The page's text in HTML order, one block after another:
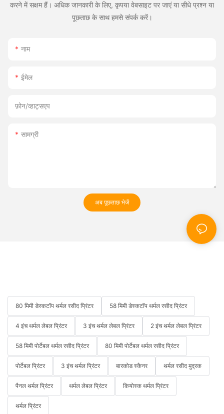
करने में सक्षम हैं। अधिक जानकारी के लिए, कृपया वेबसाइट पर जाएं या सीधे प्रश्न या
पूछताछ के साथ हमसे संपर्क करें।
नाम
ईमेल
फ़ोन/व्हाट्सएप
सामग्री
अब पूछताछ भेजें
80 मिमी डेस्कटॉप थर्मल रसीद प्रिंटर 58 मिमी डेस्कटॉप थर्मल रसीद प्रिंटर
4 इंच थर्मल लेबल प्रिंटर 3 इंच थर्मल लेबल प्रिंटर 2 इंच थर्मल लेबल प्रिंटर
58 मिमी पोर्टेबल थर्मल रसीद प्रिंटर 80 मिमी पोर्टेबल थर्मल रसीद प्रिंटर
पोर्टेबल प्रिंटर 3 इंच थर्मल प्रिंटर बारकोड स्कैनर थर्मल रसीद मुद्रक
पैनल थर्मल प्रिंटर थर्मल लेबल प्रिंटर कियोस्क थर्मल प्रिंटर
थर्मल प्रिंटर